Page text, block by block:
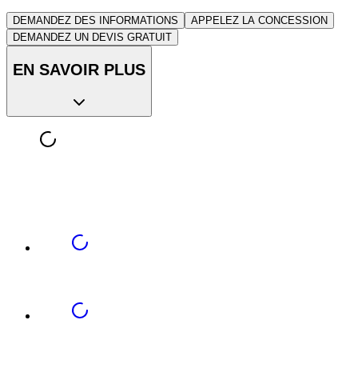
DEMANDEZ DES INFORMATIONS
APPELEZ LA CONCESSION
DEMANDEZ UN DEVIS GRATUIT
EN SAVOIR PLUS